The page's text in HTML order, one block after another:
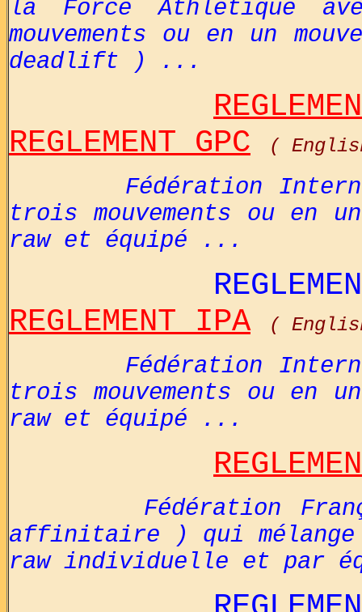
la Force Athlétique
mouvements ou en un
deadlift ) ...
REGLEMENT GPC
(
Fédération
trois mouvements ou en
raw et équipé ...
REGLEMENT IPA
(
Fédération
trois mouvements ou en
raw et équipé ...
Fédération
affinitaire ) qui
raw individuelle et par